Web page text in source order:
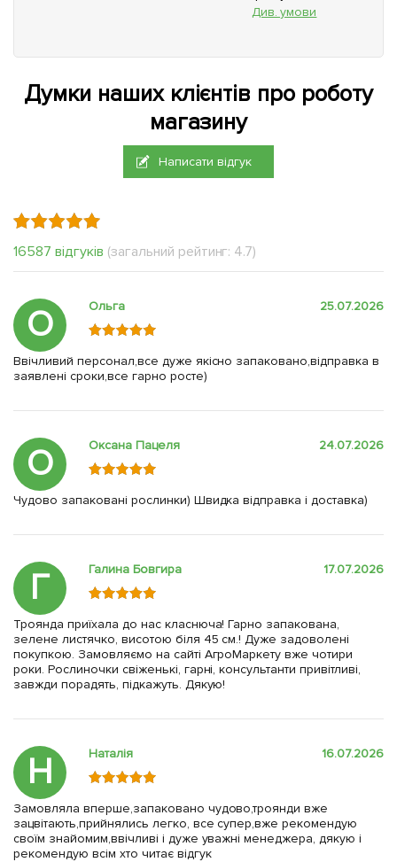
Див. умови
Думки наших клієнтів про роботу
магазину
Написати відгук
16587 відгуків (загальний рейтинг: 4.7)
О Ольга 25.07.2026
Ввічливий персонал,все дуже якісно запаковано,відправка в
заявлені сроки,все гарно росте)
О Оксана Пацеля 24.07.2026
Чудово запаковані рослинки) Швидка відправка і доставка)
Г Галина Бовгира 17.07.2026
Троянда приїхала до нас класнюча! Гарно запакована,
зелене листячко, висотою біля 45 см.! Дуже задоволені
покупкою. Замовляємо на сайті АгроМаркету вже чотири
роки. Рослиночки свіженькі, гарні, консультанти привітливі,
завжди порадять, підкажуть. Дякую!
Н Наталія 16.07.2026
Замовляла вперше,запаковано чудово,троянди вже
зацвітають,прийнялись легко, все супер,вже рекомендую
своїм знайомим,ввічливі і дуже уважні менеджера, дякую і
рекомендую всім хто читає відгук